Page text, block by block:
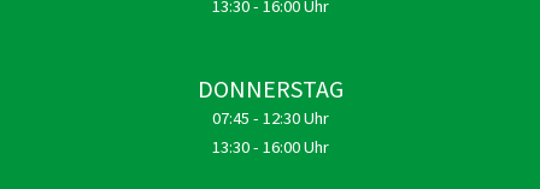
13:30 - 16:00 Uhr
DONNERSTAG
07:45 - 12:30 Uhr
13:30 - 16:00 Uhr